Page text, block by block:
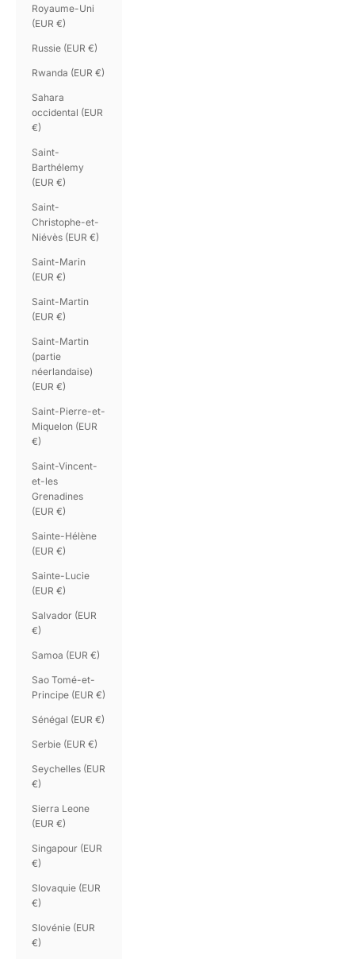
Royaume-Uni
(EUR €)
Russie (EUR €)
Rwanda (EUR €)
Sahara
occidental (EUR
€)
Saint-
Barthélemy
(EUR €)
Saint-
Christophe-et-
Niévès (EUR €)
Saint-Marin
(EUR €)
Saint-Martin
(EUR €)
Saint-Martin
(partie
néerlandaise)
(EUR €)
Saint-Pierre-et-
Miquelon (EUR
€)
Saint-Vincent-
et-les
Grenadines
(EUR €)
Sainte-Hélène
(EUR €)
Sainte-Lucie
(EUR €)
Salvador (EUR
€)
Samoa (EUR €)
Sao Tomé-et-
Principe (EUR €)
Sénégal (EUR €)
Serbie (EUR €)
Seychelles (EUR
€)
Sierra Leone
(EUR €)
Singapour (EUR
€)
Slovaquie (EUR
€)
Slovénie (EUR
€)